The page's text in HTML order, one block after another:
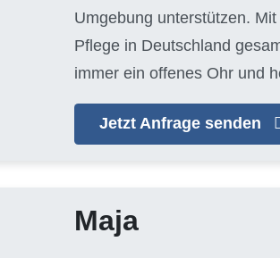
Umgebung unterstützen.
Pflege in Deutschland
immer ein offenes Ohr und
Jetzt Anfrage senden
Maja